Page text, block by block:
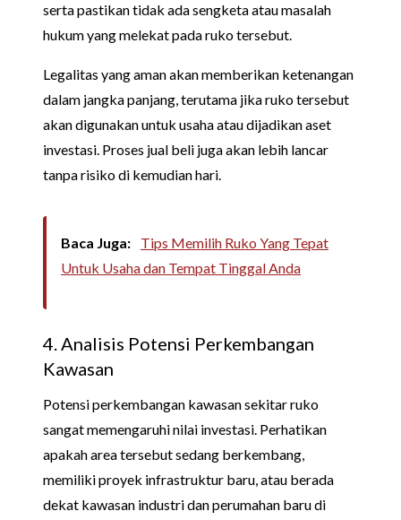
serta pastikan tidak ada sengketa atau masalah
hukum yang melekat pada ruko tersebut.
Legalitas yang aman akan memberikan ketenangan
dalam jangka panjang, terutama jika ruko tersebut
akan digunakan untuk usaha atau dijadikan aset
investasi. Proses jual beli juga akan lebih lancar
tanpa risiko di kemudian hari.
Baca Juga:
Tips Memilih Ruko Yang Tepat
Untuk Usaha dan Tempat Tinggal Anda
4. Analisis Potensi Perkembangan
Kawasan
Potensi perkembangan kawasan sekitar ruko
sangat memengaruhi nilai investasi. Perhatikan
apakah area tersebut sedang berkembang,
memiliki proyek infrastruktur baru, atau berada
dekat kawasan industri dan perumahan baru di